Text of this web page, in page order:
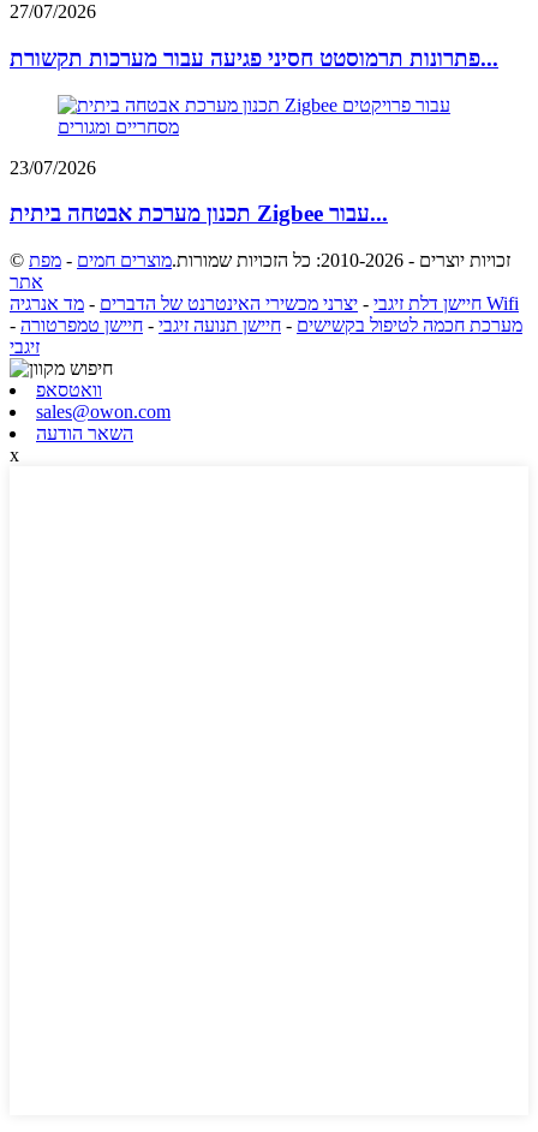
27/07/2026
פתרונות תרמוסטט חסיני פגיעה עבור מערכות תקשורת...
23/07/2026
תכנון מערכת אבטחה ביתית Zigbee עבור...
© זכויות יוצרים - 2010-2026: כל הזכויות שמורות. מוצרים חמים - מפת
אתר
חיישן דלת זיגבי - יצרני מכשירי האינטרנט של הדברים -
מד אנרגיה Wifi
-
מערכת חכמה לטיפול בקשישים - חיישן תנועה זיגבי - חיישן טמפרטורה
זיגבי
וואטסאפ
sales@owon.com
השאר הודעה
x